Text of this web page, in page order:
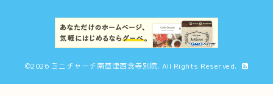
©2026 ミニチャーチ南草津西念寺別院. All Rights Reserved.